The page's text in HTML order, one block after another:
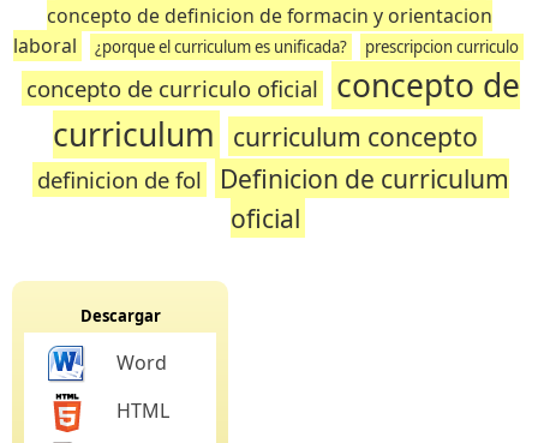
concepto de definicion de formacin y orientacion
laboral
¿porque el curriculum es unificada? prescripcion curriculo
concepto de curriculo oficial
concepto de
curriculum
curriculum concepto
definicion de fol
Definicion de curriculum
oficial
Descargar
Word
HTML